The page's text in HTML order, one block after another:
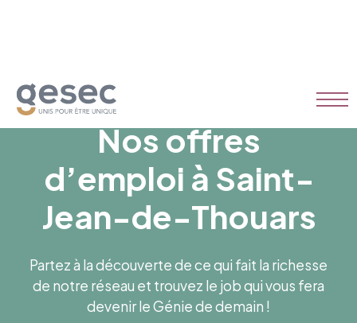
Nos offres
d’emploi à Saint-
Jean-de-Thouars
Partez à la découverte de ce qui fait la richesse
de notre réseau et trouvez le job qui vous fera
devenir le Génie de demain !